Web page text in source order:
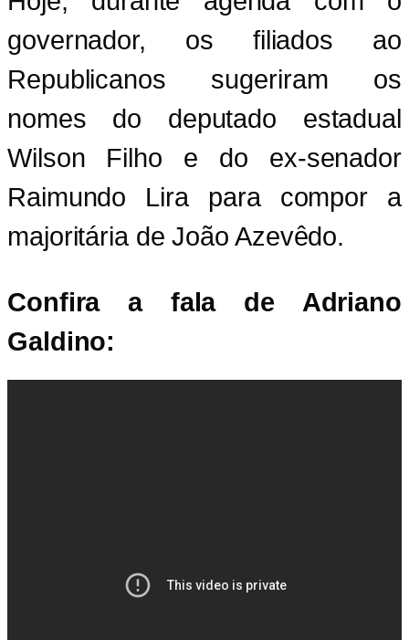
governador, os filiados ao
Republicanos sugeriram os
nomes do deputado estadual
Wilson Filho e do ex-senador
Raimundo Lira para compor a
majoritária de João Azevêdo.
Confira a fala de Adriano
Galdino: